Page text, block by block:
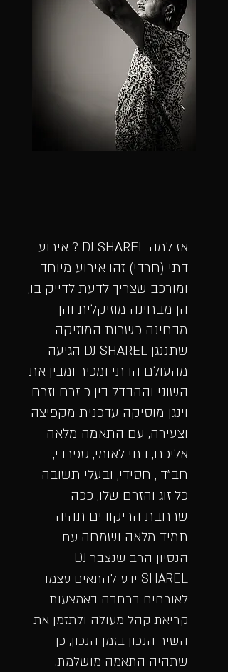
אז למה DJ SHAREL ?
אירוע
דתי (חרדי) זהו אירוע מיוחד
ומורכב שצריך לדעת לדייק בו,
הן מבחינה מוזיקלית והן
מבחינה כשרות המוזיקה
שתננגן DJ SHAREL הגיעה
מהעולם הדתי ומכיר ומבין את
השוני וההבדל בין כ זרם וזרם
וינגן מוסיקה עדכנית מקפיצה
וצעירה, עם התאמה מלאה
אליכם, דתי לאומי, ספרדי,
חב"ד , חסידי, ובעלי תשובה
כל זוג והזרם שלו, ככה
שרחבת הריקודים תהיה
תמיד מלאה ושמחה עם
הנסיון הרב שנצבר DJ
SHAREL ידע להתאים עצמו
לאורחים ברחבה באמצעות
קריאת קהל מעולה ולתזמן את
השיר הנכון בזמן הנכון, כך
שתהיה התאמה מושלמת.